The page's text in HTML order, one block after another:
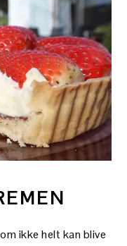
ikke helt kan blive